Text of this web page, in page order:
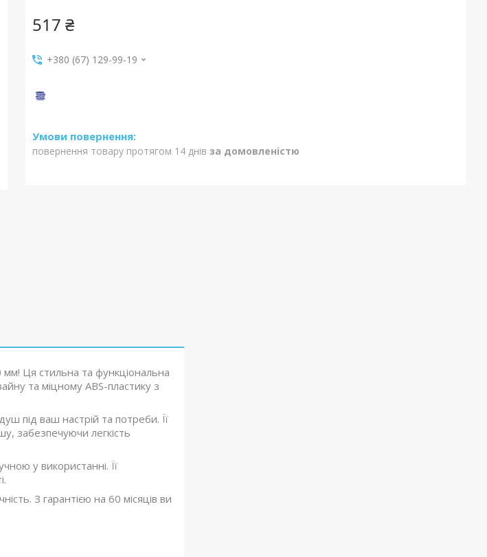
517 ₴
+380 (67) 129-99-19
повернення товару протягом 14 днів за домовленістю
Ця стильна та функціональна
та міцному ABS-пластику з
під ваш настрій та потреби. Її
забезпечуючи легкість
у використанні. Її
З гарантією на 60 місяців ви